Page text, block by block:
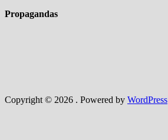
Propagandas
Copyright © 2026 . Powered by WordPress